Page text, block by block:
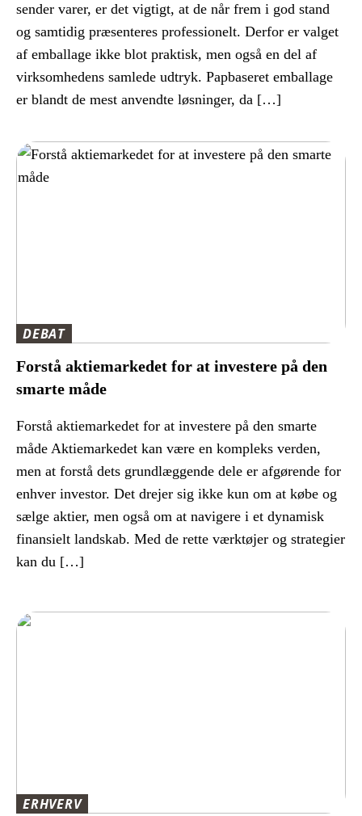
sender varer, er det vigtigt, at de når frem i god stand
og samtidig præsenteres professionelt. Derfor er valget
af emballage ikke blot praktisk, men også en del af
virksomhedens samlede udtryk. Papbaseret emballage
er blandt de mest anvendte løsninger, da […]
DEBAT
Forstå aktiemarkedet for at investere på den
smarte måde
Forstå aktiemarkedet for at investere på den smarte
måde Aktiemarkedet kan være en kompleks verden,
men at forstå dets grundlæggende dele er afgørende for
enhver investor. Det drejer sig ikke kun om at købe og
sælge aktier, men også om at navigere i et dynamisk
finansielt landskab. Med de rette værktøjer og strategier
kan du […]
ERHVERV